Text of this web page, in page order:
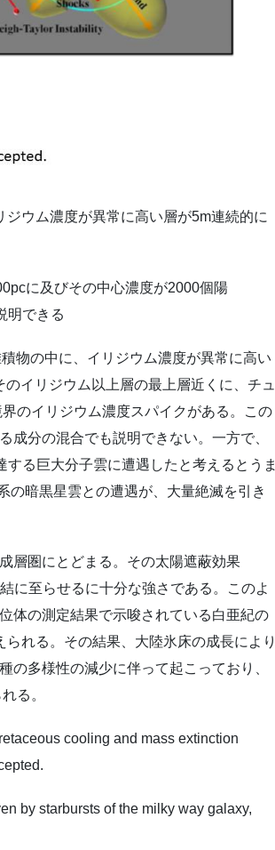
ウム濃度が異常に高い層が5m連続的に
に及びその中心濃度が2000個陽
明できる
物の中に、イリジウム濃度が異常に高い
イリジウム以上層の最上層近くに、チュ
のイリジウム濃度スパイクがある。この
成分の混合でも説明できない。一方で、
る巨大分子雲に遭遇したと考えるとうま
の暗黒星雲との遭遇が、大量絶滅を引き
層圏にとどまる。その太陽遮蔽効果
に至らせるに十分な強さである。このよ
体の測定結果で示唆されている白亜紀の
れる。その結果、大陸氷床の成長により
の多様性の減少に伴って起こっており、
る。
cooling and mass extinction
by starbursts of the milky way galaxy,